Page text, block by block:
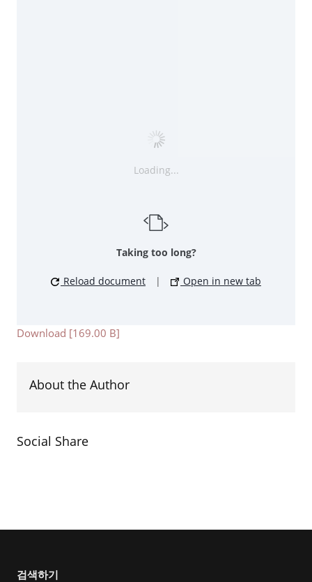
Loading...
Taking too long?
Reload document | Open in new tab
Download [169.00 B]
About the Author
Social Share
검색하기